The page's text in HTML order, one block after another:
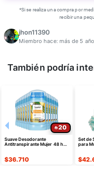
*Si se realiza una compra por
recibir una
jhon11390
Miembro hace: más de 5
También podría
20
Suave Desodorante
Antitranspirante Mujer 48 h
$36.710
Set de
para
$